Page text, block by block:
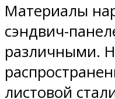
Материалы
сэндвич-
различными.
листовой